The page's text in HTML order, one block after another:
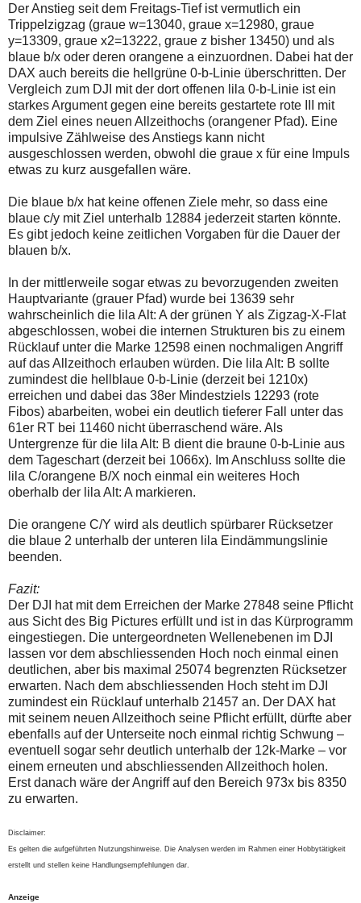
Problems
sind
die
Post
auch
auf
der
Plattform
wallstreet-
online.de
verfügbar.
Der Anstieg seit dem Freitags-Tief ist vermutlich ein
Trippelzigzag (graue w=13040, graue x=12980, graue
y=13309, graue x2=13222, graue z bisher 13450) und als
blaue b/x oder deren orangene a einzuordnen. Dabei hat der
DAX auch bereits die hellgrüne 0-b-Linie überschritten. Der
Vergleich zum DJI mit der dort offenen lila 0-b-Linie ist ein
starkes Argument gegen eine bereits gestartete rote III mit
dem Ziel eines neuen Allzeithochs (orangener Pfad). Eine
impulsive Zählweise des Anstiegs kann nicht
ausgeschlossen werden, obwohl die graue x für eine Impuls
etwas zu kurz ausgefallen wäre.
Die blaue b/x hat keine offenen Ziele mehr, so dass eine
blaue c/y mit Ziel unterhalb 12884 jederzeit starten könnte.
Es gibt jedoch keine zeitlichen Vorgaben für die Dauer der
blauen b/x.
In der mittlerweile sogar etwas zu bevorzugenden zweiten
Hauptvariante (grauer Pfad) wurde bei 13639 sehr
wahrscheinlich die lila Alt: A der grünen Y als Zigzag-X-Flat
abgeschlossen, wobei die internen Strukturen bis zu einem
Rücklauf unter die Marke 12598 einen nochmaligen Angriff
auf das Allzeithoch erlauben würden. Die lila Alt: B sollte
zumindest die hellblaue 0-b-Linie (derzeit bei 1210x)
erreichen und dabei das 38er Mindestziels 12293 (rote
Fibos) abarbeiten, wobei ein deutlich tieferer Fall unter das
61er RT bei 11460 nicht überraschend wäre. Als
Untergrenze für die lila Alt: B dient die braune 0-b-Linie aus
dem Tageschart (derzeit bei 1066x). Im Anschluss sollte die
lila C/orangene B/X noch einmal ein weiteres Hoch
oberhalb der lila Alt: A markieren.
Die orangene C/Y wird als deutlich spürbarer Rücksetzer
die blaue 2 unterhalb der unteren lila Eindämmungslinie
beenden.
Fazit:
Der DJI hat mit dem Erreichen der Marke 27848 seine Pflicht
aus Sicht des Big Pictures erfüllt und ist in das Kürprogramm
eingestiegen. Die untergeordneten Wellenebenen im DJI
lassen vor dem abschliessenden Hoch noch einmal einen
deutlichen, aber bis maximal 25074 begrenzten Rücksetzer
erwarten. Nach dem abschliessenden Hoch steht im DJI
zumindest ein Rücklauf unterhalb 21457 an. Der DAX hat
mit seinem neuen Allzeithoch seine Pflicht erfüllt, dürfte aber
ebenfalls auf der Unterseite noch einmal richtig Schwung –
eventuell sogar sehr deutlich unterhalb der 12k-Marke – vor
einem erneuten und abschliessenden Allzeithoch holen.
Erst danach wäre der Angriff auf den Bereich 973x bis 8350
zu erwarten.
Disclaimer:
Es gelten die aufgeführten Nutzungshinweise. Die Analysen werden im Rahmen einer Hobbytätigkeit
erstellt und stellen keine Handlungsempfehlungen dar.
Anzeige